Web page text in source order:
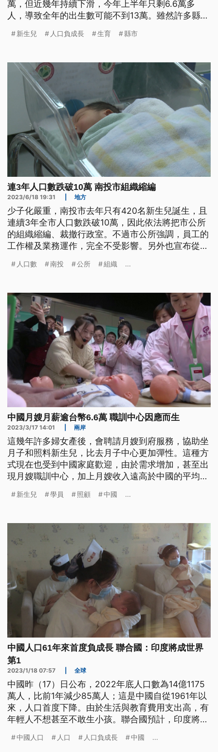
萬，但近幾年持續下滑，今年上半年只剩6.6萬多
人，導致全年的出生數可能不到13萬。雖然許多縣市
是其中一項誘因，還有整體大環境，以及小孩的教育
新生兒 人口負成長 生育 縣市
連3年人口數跌破10萬 南投市組織縮編
2023/6/18 19:31 地方
少子化嚴重，南投市去年只有420名新生兒誕生，且
連續3年全市人口數跌破10萬，因此依法將把市公所
的組織縮編、裁撤行政室。不過市公所強調，員工的
工作權及業務運作，完全不受影響。另外也宣布從今
元，希望提高生育率。
人口數 南投 公所 組織 ...
中國月嫂月薪逾台幣6.6萬 職訓中心因應而生
2023/3/17 14:01 兩岸
這幾年許多婦女產後，會聘請月嫂到府服務，協助坐
月子和照料新生兒，比去月子中心更加彈性。這種方
式現在也受到中國家庭歡迎，由於需求增加，甚至出
現月嫂職訓中心，加上月嫂收入遠高於中國的平均薪
新生兒 學員 照顧 中國 ...
中國人口61年來首度負成長 聯合國：印度將成世界
第1
2023/1/18 07:57 全球
中國昨（17）日公布，2022年底人口數為14億1175
萬人，比前1年減少85萬人；這是中國自從1961年以
來，人口首度下降。由於生活與教育費用支出高，有
年輕人不想甚至不敢生小孩。聯合國預計，印度將在
家。
中國人口 人口 人口負成長 中國 ...